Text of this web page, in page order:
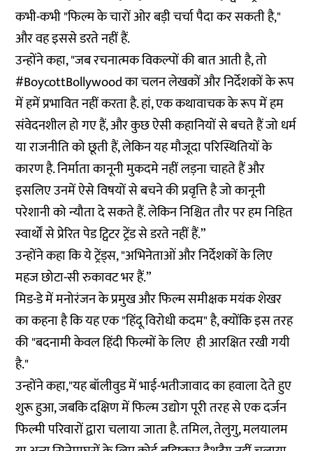
कभी-कभी "फिल्म के चारों ओर बड़ी चर्चा पैदा कर सकती है,"
और वह इससे डरते नहीं हैं.
उन्होंने कहा, "जब रचनात्मक विकल्पों की बात आती है, तो
#BoycottBollywood का चलन लेखकों और निर्देशकों के रूप
में हमें प्रभावित नहीं करता है. हां, एक कथावाचक के रूप में हम
संवेदनशील हो गए हैं, और कुछ ऐसी कहानियों से बचते हैं जो धर्म
या राजनीति को छूती हैं, लेकिन यह मौजूदा परिस्थितियों के
कारण है. निर्माता कानूनी मुकदमे नहीं लड़ना चाहते हैं और
इसलिए उनमें ऐसे विषयों से बचने की प्रवृत्ति है जो कानूनी
परेशानी को न्यौता दे सकते हैं. लेकिन निश्चित तौर पर हम निहित
स्वार्थों से प्रेरित पेड ट्विटर ट्रेंड से डरते नहीं हैं.”
उन्होंने कहा कि ये ट्रेंड्स, "अभिनेताओं और निर्देशकों के लिए
महज छोटा-सी रुकावट भर हैं.”
मिड-डे में मनोरंजन के प्रमुख और फिल्म समीक्षक मयंक शेखर
का कहना है कि यह एक "हिंदू विरोधी कदम" है, क्योंकि इस तरह
की "बदनामी केवल हिंदी फिल्मों के लिए ही आरक्षित रखी गयी
है."
उन्होंने कहा,"यह बॉलीवुड में भाई-भतीजावाद का हवाला देते हुए
शुरू हुआ, जबकि दक्षिण में फिल्म उद्योग पूरी तरह से एक दर्जन
फिल्मी परिवारों द्वारा चलाया जाता है. तमिल, तेलुगु, मलयालम